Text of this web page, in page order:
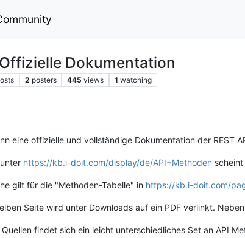
Offizielle Dokumentation
2 posters 445 views 1 watching
eine offizielle und vollständige Dokumentation der REST
https://kb.i-doit.com/display/de/API+Methoden
gilt für die "Methoden-Tabelle" in https://kb.i-doit.com/
Seite wird unter Downloads auf ein PDF verlinkt.
Quellen findet sich ein leicht unterschiedliches Set an API